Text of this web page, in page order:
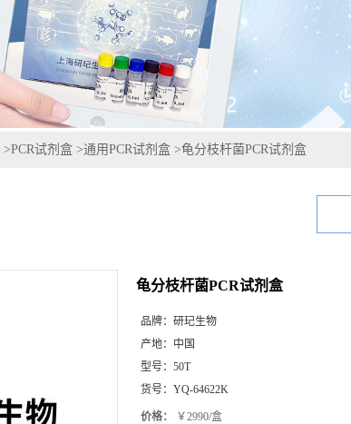
>PCR试剂盒 >通用PCR试剂盒 >龟分枝杆菌PCR试剂盒
龟分枝杆菌PCR试剂盒
品牌： 研玘生物
产地： 中国
型号： 50T
货号： YQ-64622K
价格： ￥2990/盒